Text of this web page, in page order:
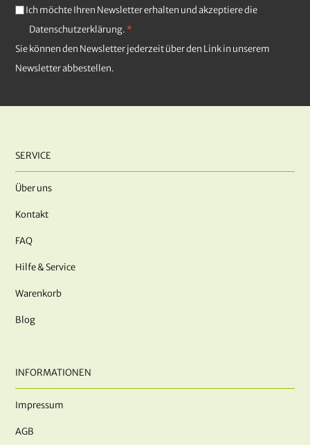
Ich möchte Ihren Newsletter erhalten und akzeptiere die
Datenschutzerklärung.
Sie können den Newsletter jederzeit über den Link in unserem
Newsletter abbestellen.
SERVICE
Über uns
Kontakt
FAQ
Hilfe & Service
Warenkorb
Blog
INFORMATIONEN
Impressum
AGB